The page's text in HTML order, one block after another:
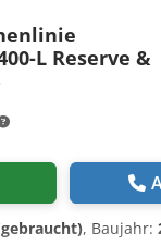
L Reserve &
, Baujahr: